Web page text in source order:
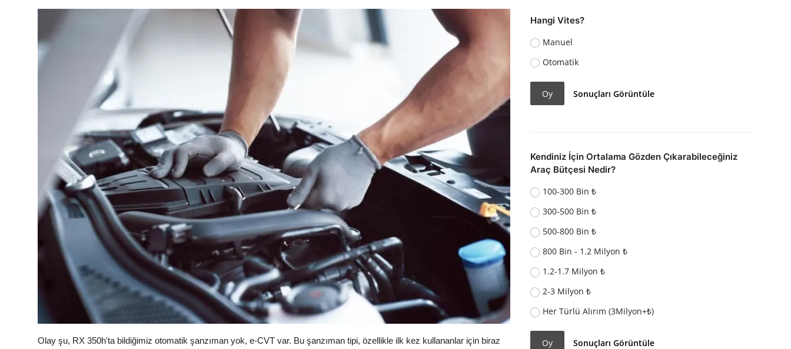
Olay şu, RX 350h'ta bildiğimiz otomatik şanzıman yok, e-CVT var. Bu şanzıman tipi, özellikle ilk kez kullananlar için biraz
Hangi Vites?
Manuel
Otomatik
Oy Sonuçları Görüntüle
Kendiniz İçin Ortalama Gözden Çıkarabileceğiniz
Araç Bütçesi Nedir?
100-300 Bin ₺
300-500 Bin ₺
500-800 Bin ₺
800 Bin - 1.2 Milyon ₺
1.2-1.7 Milyon ₺
2-3 Milyon ₺
Her Türlü Alırım (3Milyon+₺)
Oy Sonuçları Görüntüle